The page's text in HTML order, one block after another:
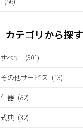
カテゴリから探す
すべて (301)
その他サービス (13)
什器 (82)
式典 (32)